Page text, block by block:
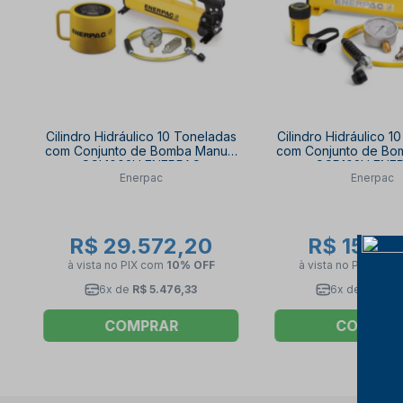
Cilindro Hidráulico 10 Toneladas
com Conjunto de Bomba Manual
SCL1002H ENERPAC
Enerpac
R$ 29.572,20
à vista no PIX com 10% OFF
6x de R$ 5.476,33
COMPRAR
Cilindro Hidráulico
com Conjunto de
SCR102H
Enerpac
R$
à vista no PIX
6x de
COMPRAR